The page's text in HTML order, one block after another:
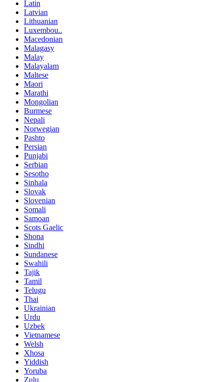
Latin
Latvian
Lithuanian
Luxembou..
Macedonian
Malagasy
Malay
Malayalam
Maltese
Maori
Marathi
Mongolian
Burmese
Nepali
Norwegian
Pashto
Persian
Punjabi
Serbian
Sesotho
Sinhala
Slovak
Slovenian
Somali
Samoan
Scots Gaelic
Shona
Sindhi
Sundanese
Swahili
Tajik
Tamil
Telugu
Thai
Ukrainian
Urdu
Uzbek
Vietnamese
Welsh
Xhosa
Yiddish
Yoruba
Zulu